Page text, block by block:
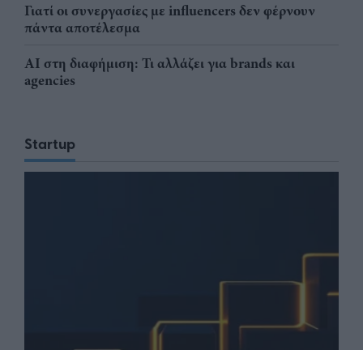
Γιατί οι συνεργασίες με influencers δεν φέρνουν
πάντα αποτέλεσμα
AI στη διαφήμιση: Τι αλλάζει για brands και
agencies
Startup